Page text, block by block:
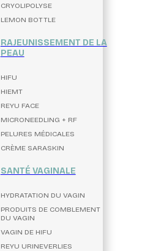
CRYOLIPOLYSE
LEMON BOTTLE
RAJEUNISSEMENT DE LA
PEAU
HIFU
HIEMT
REYU FACE
MICRONEEDLING + RF
PELURES MÉDICALES
CRÈME SARASKIN
SANTÉ VAGINALE
HYDRATATION DU VAGIN
PRODUITS DE COMBLEMENT
DU VAGIN
VAGIN DE HIFU
REYU URINEVERLIES